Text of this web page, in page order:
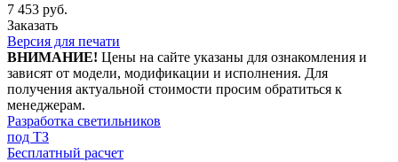
7 453 руб.
Заказать
Версия для печати
ВНИМАНИЕ! Цены на сайте указаны для ознакомления и
зависят от модели, модификации и исполнения. Для
получения актуальной стоимости просим обратиться к
менеджерам.
Разработка светильников
под ТЗ
Бесплатный расчет